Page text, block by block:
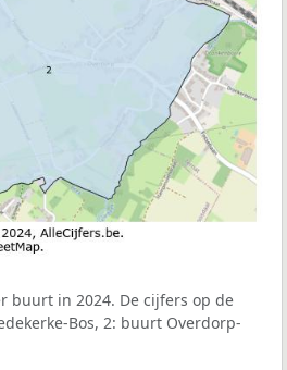
buurt in 2024. De cijfers op de
Bos, 2: buurt Overdorp-